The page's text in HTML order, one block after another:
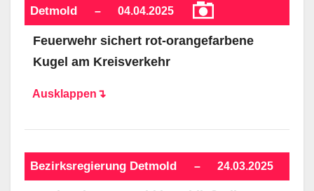
Detmold – 04.04.2025
Feuerwehr sichert rot-orangefarbene
Kugel am Kreisverkehr
Ausklappen↴
Bezirksregierung Detmold – 24.03.2025